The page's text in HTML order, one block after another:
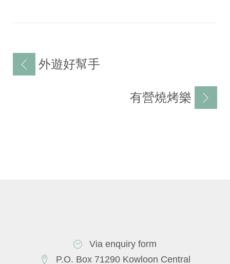
文
章
外遊好幫手
有營燒烤樂
Via enquiry form
P.O. Box 71290 Kowloon Central